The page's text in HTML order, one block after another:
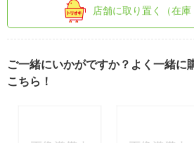
店舗に取り置く（在庫
ご一緒にいかがですか？よく一緒に
こちら！